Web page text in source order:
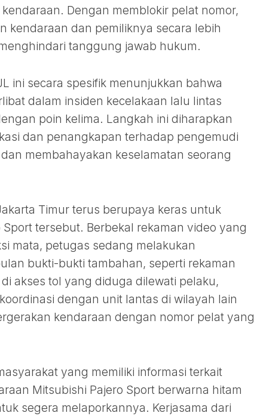
Dengan memblokir pelat nomor,
kendaraan dan pemiliknya secara lebih
tanggung jawab hukum.
ini secara spesifik menunjukkan bahwa
dalam insiden kecelakaan lalu lintas
poin kelima. Langkah ini diharapkan
dan penangkapan terhadap pengemudi
membahayakan keselamatan seorang
Timur terus berupaya keras untuk
tersebut. Berbekal rekaman video yang
mata, petugas sedang melakukan
bukti-bukti tambahan, seperti rekaman
akses tol yang diduga dilewati pelaku,
dengan unit lantas di wilayah lain
kendaraan dengan nomor pelat yang
yang memiliki informasi terkait
Mitsubishi Pajero Sport berwarna hitam
segera melaporkannya. Kerjasama dari